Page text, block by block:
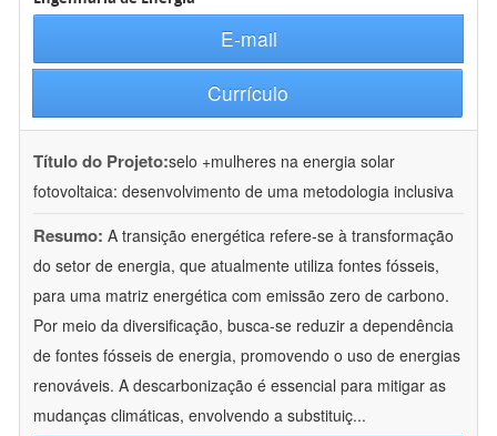
E-mail
Currículo
Título do Projeto:selo +mulheres na energia solar
fotovoltaica: desenvolvimento de uma metodologia inclusiva
Resumo: A transição energética refere-se à transformação
do setor de energia, que atualmente utiliza fontes fósseis,
para uma matriz energética com emissão zero de carbono.
Por meio da diversificação, busca-se reduzir a dependência
de fontes fósseis de energia, promovendo o uso de energias
renováveis. A descarbonização é essencial para mitigar as
mudanças climáticas, envolvendo a substituiç...